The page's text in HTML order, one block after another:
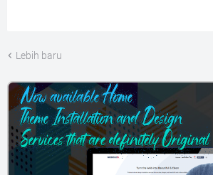
Lebih baru